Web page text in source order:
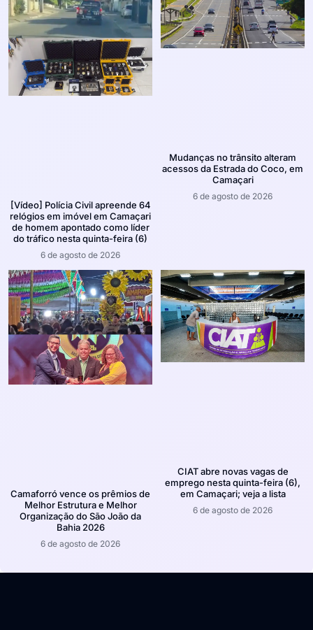
[Vídeo] Polícia Civil apreende 64
relógios em imóvel em Camaçari
de homem apontado como líder
do tráfico nesta quinta-feira (6)
6 de agosto de 2026
Mudanças no trânsito alteram
acessos da Estrada do Coco, em
Camaçari
6 de agosto de 2026
Camaforró vence os prêmios de
Melhor Estrutura e Melhor
Organização do São João da
Bahia 2026
6 de agosto de 2026
CIAT abre novas vagas de
emprego nesta quinta-feira (6),
em Camaçari; veja a lista
6 de agosto de 2026